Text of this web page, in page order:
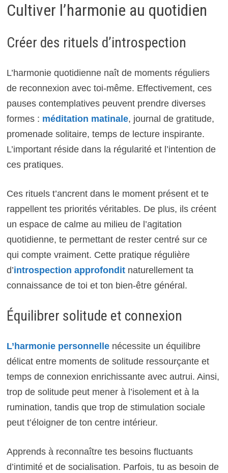
Cultiver l’harmonie au quotidien
Créer des rituels d’introspection
L’harmonie quotidienne naît de moments réguliers
de reconnexion avec toi-même. Effectivement, ces
pauses contemplatives peuvent prendre diverses
formes : méditation matinale, journal de gratitude,
promenade solitaire, temps de lecture inspirante.
L’important réside dans la régularité et l’intention de
ces pratiques.
Ces rituels t’ancrent dans le moment présent et te
rappellent tes priorités véritables. De plus, ils créent
un espace de calme au milieu de l’agitation
quotidienne, te permettant de rester centré sur ce
qui compte vraiment. Cette pratique régulière
d’introspection approfonditnaturellement ta
connaissance de toi et ton bien-être général.
Équilibrer solitude et connexion
L’harmonie personnellenécessite un équilibre
délicat entre moments de solitude ressourçante et
temps de connexion enrichissante avec autrui. Ainsi,
trop de solitude peut mener à l’isolement et à la
rumination, tandis que trop de stimulation sociale
peut t’éloigner de ton centre intérieur.
Apprends à reconnaître tes besoins fluctuants
d’intimité et de socialisation. Parfois, tu as besoin de